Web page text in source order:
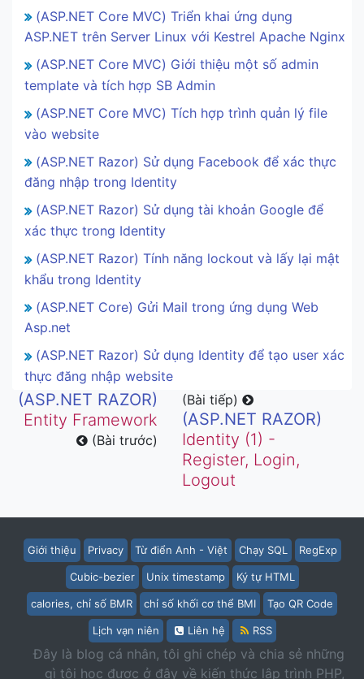
(ASP.NET Core MVC) Triển khai ứng dụng
ASP.NET trên Server Linux với Kestrel Apache Nginx
(ASP.NET Core MVC) Giới thiệu một số admin
template và tích hợp SB Admin
(ASP.NET Core MVC) Tích hợp trình quản lý file
vào website
(ASP.NET Razor) Sử dụng Facebook để xác thực
đăng nhập trong Identity
(ASP.NET Razor) Sử dụng tài khoản Google để
xác thực trong Identity
(ASP.NET Razor) Tính năng lockout và lấy lại mật
khẩu trong Identity
(ASP.NET Core) Gửi Mail trong ứng dụng Web
Asp.net
(ASP.NET Razor) Sử dụng Identity để tạo user xác
thực đăng nhập website
(ASP.NET RAZOR)
Entity Framework
(Bài trước)
(Bài tiếp)
(ASP.NET RAZOR)
Identity (1) -
Register, Login,
Logout
Giới thiệu Privacy Từ điển Anh - Việt Chạy SQL RegExp
Cubic-bezier Unix timestamp Ký tự HTML
calories, chỉ số BMR chỉ số khối cơ thể BMI Tạo QR Code
Lịch vạn niên Liên hệ RSS
Đây là blog cá nhân, tôi ghi chép và chia sẻ những
gì tôi học được ở đây về kiến thức lập trình PHP,